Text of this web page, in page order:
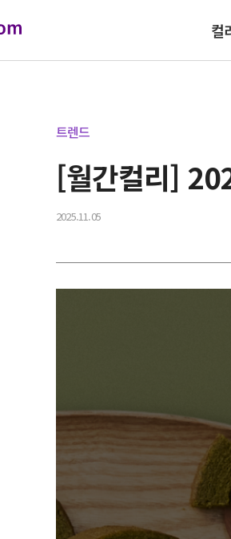
컬
트렌드
[월간컬리]
2025.11.05